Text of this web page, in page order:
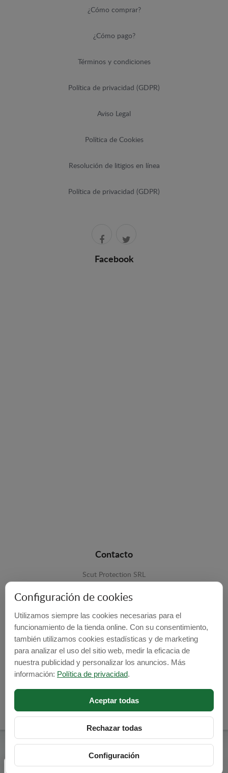
¿Cómo comprar?
¿Cómo pago?
Términos y condiciones
Política de privacidad (GDPR)
Aviso Legal
Política de Cookies
Resolución de litigios en línea
Política de privacidad (GDPR)
Facebook
Contacto
Scut Protection SRL
Harghita, Romania
E-mail: info@cubrecarter.com
Programed Bylokopi WEB
Configuración de cookies
Utilizamos siempre las cookies necesarias para el
funcionamiento de la tienda online. Con su consentimiento,
también utilizamos cookies estadísticas y de marketing
para analizar el uso del sitio web, medir la eficacia de
nuestra publicidad y personalizar los anuncios. Más
información: Política de privacidad.
Aceptar todas
Rechazar todas
Configuración
Configuración de cookies